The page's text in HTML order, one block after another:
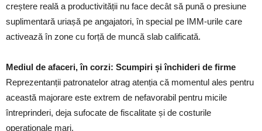
creștere reală a productivității nu face decât să pună o presiune
suplimentară uriașă pe angajatori, în special pe IMM-urile care
activează în zone cu forță de muncă slab calificată.
Mediul de afaceri, în corzi: Scumpiri și închideri de firme
Reprezentanții patronatelor atrag atenția că momentul ales pentru
această majorare este extrem de nefavorabil pentru micile
întreprinderi, deja sufocate de fiscalitate și de costurile
operaționale mari.